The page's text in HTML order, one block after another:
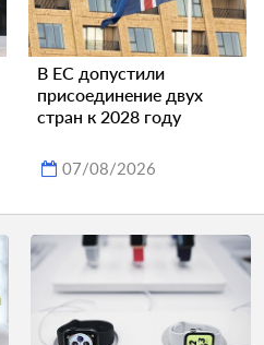
В ЕС допустили
присоединение двух
стран к 2028 году
07/08/2026